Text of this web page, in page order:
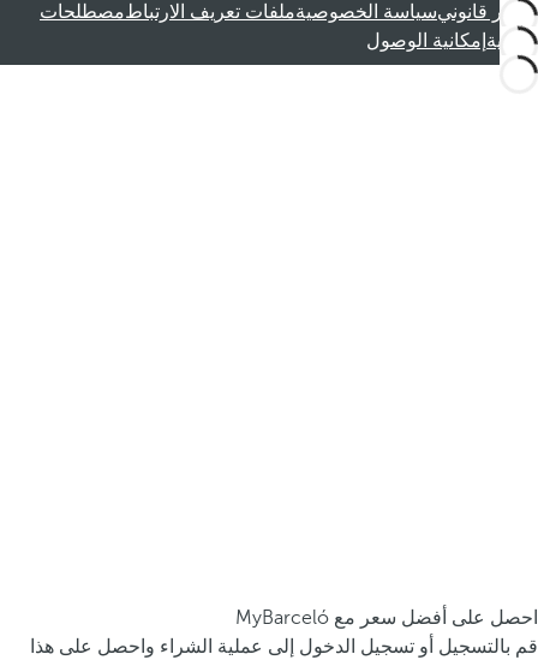
إشعار قانونيسياسة الخصوصيةملفات تعريف الارتباطمصطلحات
قانونية إمكانية الوصول
احصل على أفضل سعر مع MyBarceló
قم بالتسجيل أو تسجيل الدخول إلى عملية الشراء واحصل على هذا